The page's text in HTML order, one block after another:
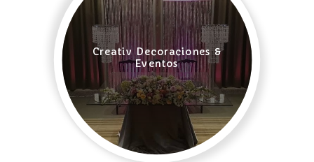
Creativ Decoraciones &
Eventos